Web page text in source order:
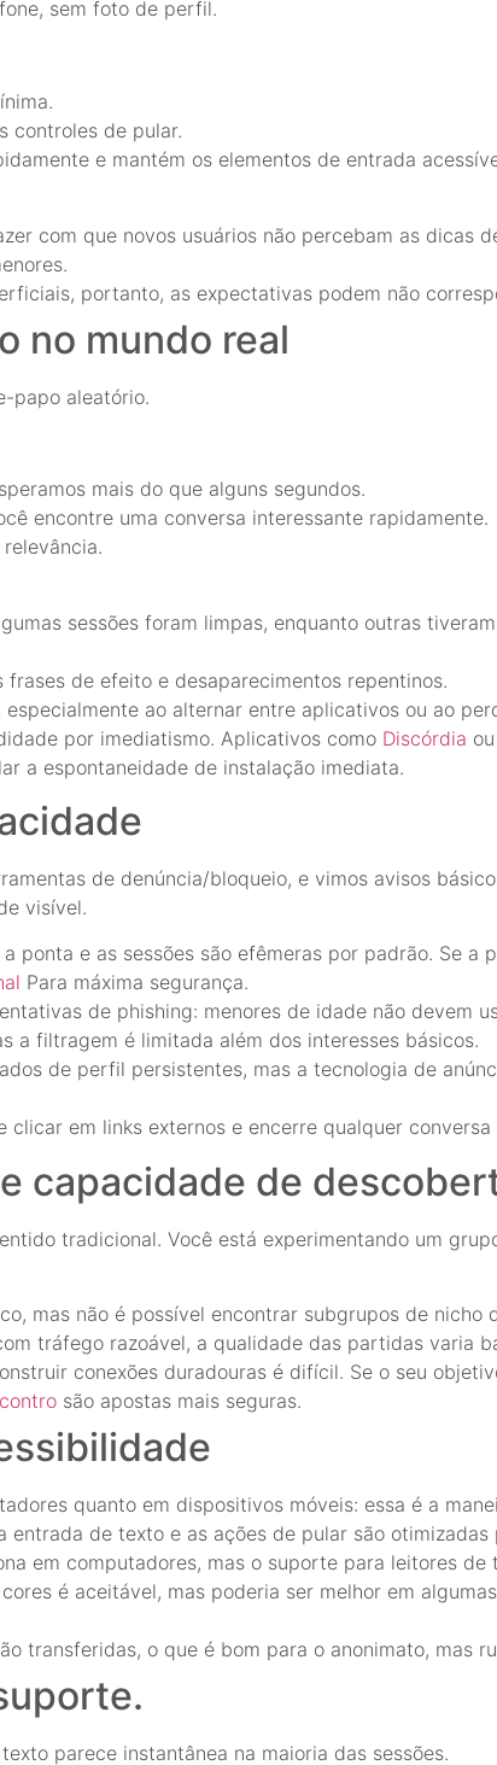
sem foto de perfil.
controles de pular.
e mantém os elementos de entrada
com que novos usuários não percebam as dicas
portanto, as expectativas podem não
no mundo real
papo aleatório.
mais do que alguns segundos.
encontre uma conversa interessante rapidamente.
sessões foram limpas, enquanto outras
de efeito e desaparecimentos repentinos.
ao alternar entre aplicativos ou ao
por imediatismo. Aplicativos como Discórdia ou
a espontaneidade de instalação imediata.
de denúncia/bloqueio, e vimos avisos
visível.
ponta e as sessões são efêmeras por padrão. Se a
Para máxima segurança.
de phishing: menores de idade não devem
a filtragem é limitada além dos interesses básicos.
de perfil persistentes, mas a tecnologia de
em links externos e encerre qualquer
capacidade de
tradicional. Você está experimentando um
mas não é possível encontrar subgrupos de nicho
tráfego razoável, a qualidade das partidas varia
conexões duradouras é difícil. Se o seu
são apostas mais seguras.
quanto em dispositivos móveis: essa é a
entrada de texto e as ações de pular são
em computadores, mas o suporte para leitores de
é aceitável, mas poderia ser melhor em
transferidas, o que é bom para o anonimato, mas
parece instantânea na maioria das sessões.